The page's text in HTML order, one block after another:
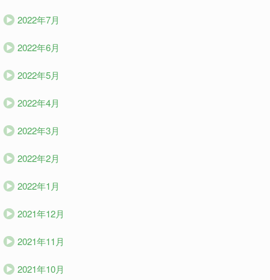
2022年7月
2022年6月
2022年5月
2022年4月
2022年3月
2022年2月
2022年1月
2021年12月
2021年11月
2021年10月